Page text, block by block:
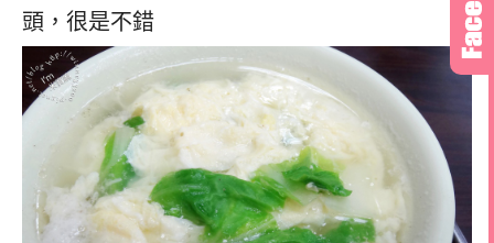
頭，很是不錯